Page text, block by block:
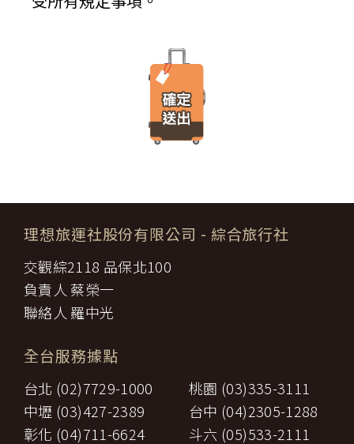
第六條（旅客怠於給付旅遊費用之效力）
之費用，依第十三條約定辦理；乙方如有其他損害，並得請求賠償。
旅遊需甲方之行為始能完成，而甲方不為其行為者，乙方得定相當期
限，催告甲方為之。甲方逾期不為其行為者，乙方得終止契約，並得
請求賠償因契約終止而生之損害。
旅遊開始後，乙方依前項規定終止契約時，甲方得請求乙方墊付費用
甲方依第五條約定繳納之旅遊費用，除雙方依第三十七條另有約定以
一、
代辦證件之行政規費：乙方代理甲方辦理出國所需之手續費及
二、交通運輸費：旅程所需各種交通運輸之費用。
餐飲費：旅程中所列應由乙方安排之餐飲費用。
四、
住宿費：旅程中所列住宿及旅館之費用，如甲方需要單人房，
經乙方同意安排者，甲方應補繳所需差額。
六、
用。
七、 送費用及團體行李接送人員之小費，行李數量之重量依航空公
司規定辦理。
八、 稅捐：各地機場服務稅捐及團體餐宿稅捐。
九、 服務費：領隊及其他乙方為甲方安排服務人員之報酬。
些系統自動記錄的資料無法直接辨識個人身份，僅用於分析網站流
當您經由「理想旅遊」網站交易平台進行線上報名，為瞭解您購買
產品或服務的類別與數量，以及付款人、收受貨款資料，「理想旅
遊」網站將會以線上或離線方式，蒐集您主動提供所購買產品或服
務內容（如品名、數量、金額等）、付款人資料（如姓名、電子郵
件、地址、郵遞區號、電話、生日、性別、職業和個人興趣等）、
收貨人資料（如姓名、電話、地址、郵遞區號等）、付款資料（如
GlobalTrust SSL 網站伺服器數位憑證機制，您的訂單在線上交易
理（即表示您傳送的資料正經過 SSL 保密機制的防護中，就算中
【隱私權保護政策修訂】
「理想旅遊」網站保有修訂本政策之權利。當「理想旅遊」網站在
使用個人資料的規定上作出大修改時，會在網頁上張貼告示，通知
您相關事項。
尊重智慧財產權為全民應盡義務，「理想旅遊」網站所有程式、網
產權，任何人不得逕自使用、修改、重製、公開播送、改作、散
布、發行、公開發表、進行還原工程、解編或反向組譯。若需引用
或轉載，請事先依法取得「理想旅遊」或相關權利人之書面同意。
【我們對保護您隱私權的承諾】
理想旅運社股份有限公司 - 綜合旅行社
交觀綜2118 品保北100
負責人 蔡榮一
聯絡人 羅中光
全台服務據點
台北 (02)7729-1000
桃園 (03)335-3111
中壢 (03)427-2389
台中 (04)2305-1288
彰化 (04)711-6624
斗六 (05)533-2111